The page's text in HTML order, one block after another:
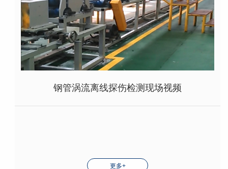
钢管涡流离线探伤检测现场视频
更多+